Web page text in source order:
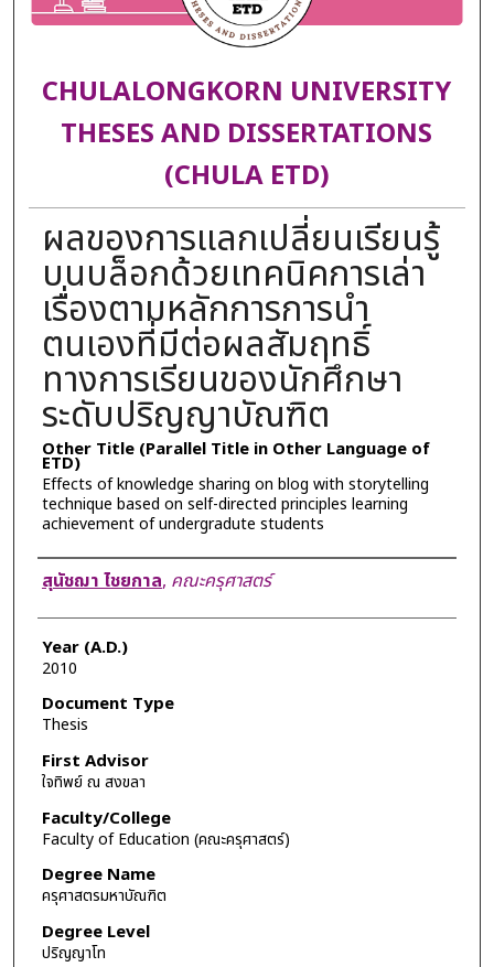
CHULALONGKORN UNIVERSITY
THESES AND DISSERTATIONS
(CHULA ETD)
ผลของการแลกเปลี่ยนเรียนรู้
บนบล็อกด้วยเทคนิคการเล่า
เรื่องตามหลักการการนำ
ตนเองที่มีต่อผลสัมฤทธิ์
ทางการเรียนของนักศึกษา
ระดับปริญญาบัณฑิต
Other Title (Parallel Title in Other Language of
ETD)
Effects of knowledge sharing on blog with storytelling
technique based on self-directed principles learning
achievement of undergradute students
Author
สุนัชฌา ไชยกาล, คณะครุศาสตร์
Year (A.D.)
2010
Document Type
Thesis
First Advisor
ใจทิพย์ ณ สงขลา
Faculty/College
Faculty of Education (คณะครุศาสตร์)
Degree Name
ครุศาสตรมหาบัณฑิต
Degree Level
ปริญญาโท